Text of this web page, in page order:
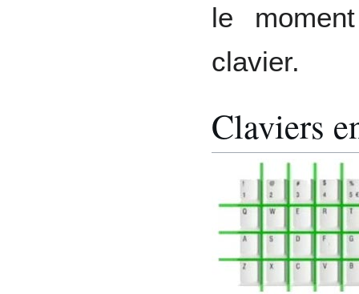
le
clavier.
Claviers